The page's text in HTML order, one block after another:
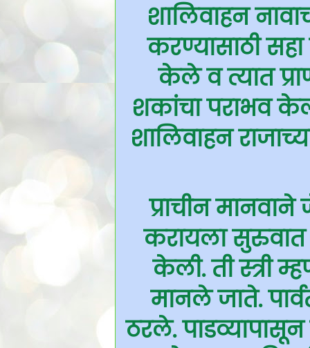
शालिवाहन
करण्यासाठी
केले व त्यात
शकांचा पराभव
शालिवाहन
प्राचीन
करायला सुरुवात
केली. ती स्त्री
मानले जाते.
ठरले.